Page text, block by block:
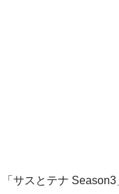
サスとテナ Season3